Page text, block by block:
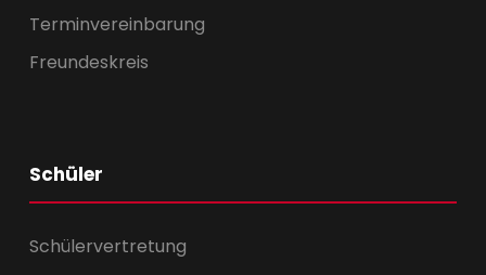
Terminvereinbarung
Freundeskreis
Schüler
Schülervertretung